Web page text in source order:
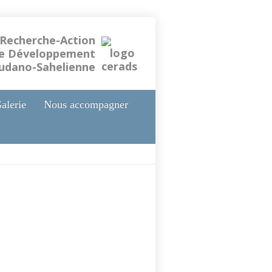
Action
Développement
Sahelienne
Nous accompagner